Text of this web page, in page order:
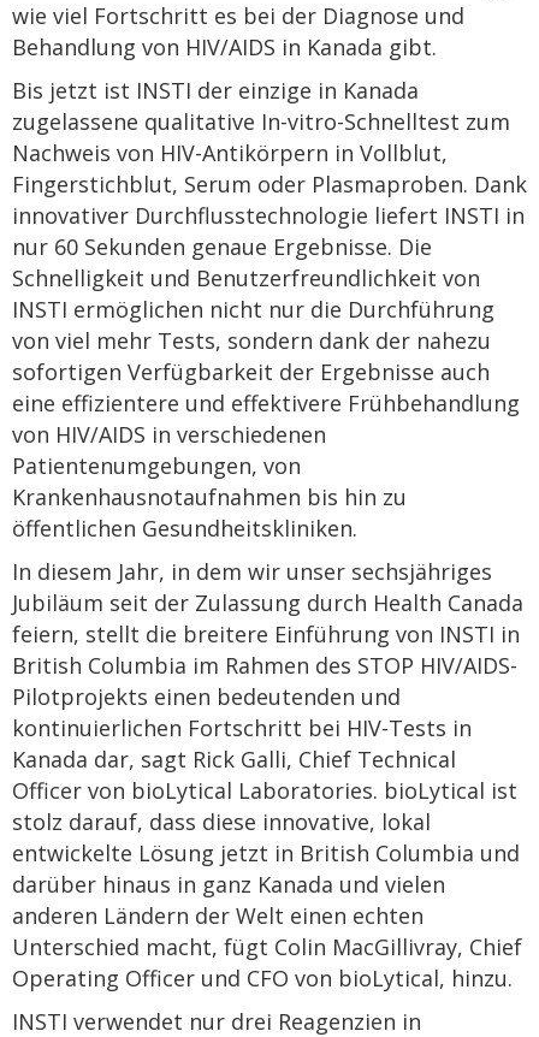
wie viel Fortschritt es bei der Diagnose und
Behandlung von HIV/AIDS in Kanada gibt.
Bis jetzt ist INSTI der einzige in Kanada
zugelassene qualitative In-vitro-Schnelltest zum
Nachweis von HIV-Antikörpern in Vollblut,
Fingerstichblut, Serum oder Plasmaproben. Dank
innovativer Durchflusstechnologie liefert INSTI in
nur 60 Sekunden genaue Ergebnisse. Die
Schnelligkeit und Benutzerfreundlichkeit von
INSTI ermöglichen nicht nur die Durchführung
von viel mehr Tests, sondern dank der nahezu
sofortigen Verfügbarkeit der Ergebnisse auch
eine effizientere und effektivere Frühbehandlung
von HIV/AIDS in verschiedenen
Patientenumgebungen, von
Krankenhausnotaufnahmen bis hin zu
öffentlichen Gesundheitskliniken.
In diesem Jahr, in dem wir unser sechsjähriges
Jubiläum seit der Zulassung durch Health Canada
feiern, stellt die breitere Einführung von INSTI in
British Columbia im Rahmen des STOP HIV/AIDS-
Pilotprojekts einen bedeutenden und
kontinuierlichen Fortschritt bei HIV-Tests in
Kanada dar, sagt Rick Galli, Chief Technical
Officer von bioLytical Laboratories. bioLytical ist
stolz darauf, dass diese innovative, lokal
entwickelte Lösung jetzt in British Columbia und
darüber hinaus in ganz Kanada und vielen
anderen Ländern der Welt einen echten
Unterschied macht, fügt Colin MacGillivray, Chief
Operating Officer und CFO von bioLytical, hinzu.
INSTI verwendet nur drei Reagenzien in